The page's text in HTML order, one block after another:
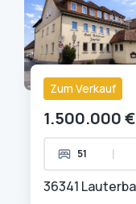
Zum Verkauf
1.500.000 €
51 |
36341